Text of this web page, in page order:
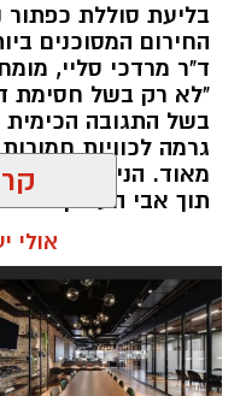
החשודים כסמים
נוספים.
בפעילות בלשי תחנת
ע"פ צו בימ"ש, אותרו
חשדם של השוטרים.
חשודים
הרכב
טלפונים ניידים וכלי
לחקירה, ובית
החשודים עד לתאריך 6.8.26.
בליעת סוללת
החירום המסוכנים
ד"ר מרדכי סליי,
"לא רק בשל חסימת
בשל התגובה
גרמה לכוויות
מאוד. הניתוח הציל
תוך אבי העורקים״
אולי